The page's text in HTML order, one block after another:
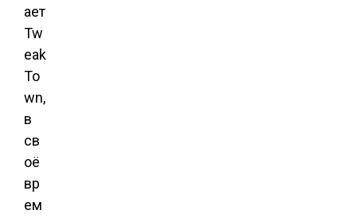
ает
Tw
eak
To
wn,
в
св
оё
вр
ем